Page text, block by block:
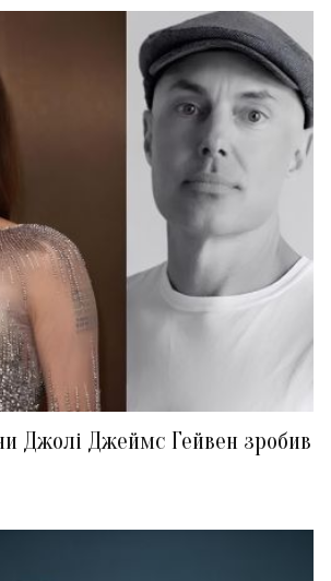
Джолі Джеймс Гейвен зробив